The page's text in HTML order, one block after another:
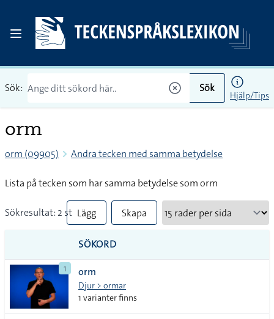
Sök: Sök
Hjälp/Tips
orm
orm (09905) Andra tecken med samma betydelse
Lista på tecken som har samma betydelse som orm
Sökresultat: 2 st Lägg
till
alla i
lista
Skapa
SÖKORD
1 orm
Djur > ormar
1 varianter finns